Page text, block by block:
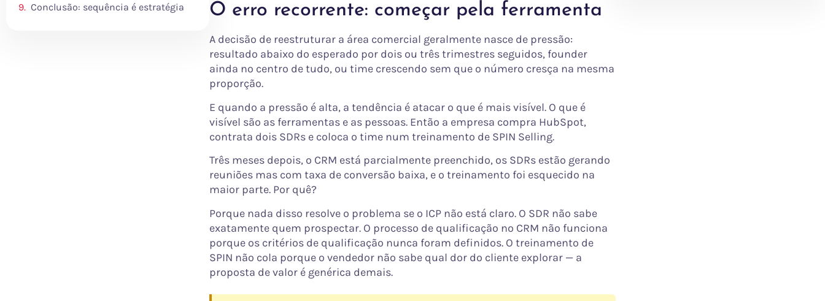
Conclusão: sequência é estratégia
O erro recorrente: começar pela ferramenta
A decisão de reestruturar a área comercial geralmente nasce de pressão:
resultado abaixo do esperado por dois ou três trimestres seguidos, founder
ainda no centro de tudo, ou time crescendo sem que o número cresça na mesma
proporção.
E quando a pressão é alta, a tendência é atacar o que é mais visível. O que é
visível são as ferramentas e as pessoas. Então a empresa compra HubSpot,
contrata dois SDRs e coloca o time num treinamento de SPIN Selling.
Três meses depois, o CRM está parcialmente preenchido, os SDRs estão gerando
reuniões mas com taxa de conversão baixa, e o treinamento foi esquecido na
maior parte. Por quê?
Porque nada disso resolve o problema se o ICP não está claro. O SDR não sabe
exatamente quem prospectar. O processo de qualificação no CRM não funciona
porque os critérios de qualificação nunca foram definidos. O treinamento de
SPIN não cola porque o vendedor não sabe qual dor do cliente explorar — a
proposta de valor é genérica demais.